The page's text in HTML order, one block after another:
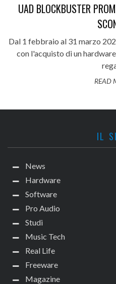
UAD BLOCKBUSTER
Dal 1 febbraio al 31 marzo
con l'acquisto di un
READ
IL
News
Hardware
Software
Pro Audio
Studi
Music Tech
Real Life
Freeware
Magazine